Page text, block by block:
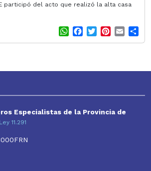
participó del acto que realizó la alta casa
W
h
s
a
b
T
w
t
i
e
t
m
l
h
e
Especialistas de la Provincia de
11.291